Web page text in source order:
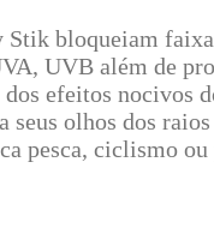
Stik bloqueiam
UVB além de
efeitos nocivos
seus olhos dos
pesca, ciclismo ou